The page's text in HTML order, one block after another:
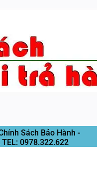
Sách Bảo Hành -
TEL: 0978.322.622